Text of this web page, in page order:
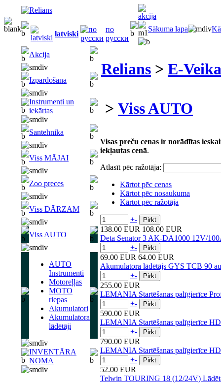
latviski
по
русски
Sākuma lapa
Akcija
Izpardošana
Instrumenti un
iekārtas
Santehnika
Viss MĀJAI
Zoo preces
Viss DĀRZAM
Viss AUTO
AUTO
Instrumenti
Motoreļļas
MOTO
riepas
Akumulatori
Akumulatora
lādētāji
INVENTĀRA
NOMA
Relians > E-
> Viss AUTO
Visas preču cenas ir norādītas
iekļautas cenā.
Atlasīt pēc ražotāja:
Kārtot pēc cenas
Kārtot pēc nosaukuma
Kārtot pēc ražotāja
+-
138.00 EUR 108.00 EUR
Deta Senator 3 AK-DA1000 12V/
+-
69.00 EUR 64.00 EUR
Akumulatora lādētājs GYS TCB 90
+-
255.00 EUR
LEMANIA Startēšanas palīgierīce
+-
590.00 EUR
LEMANIA Startēšanas palīgierīce
+-
790.00 EUR
LEMANIA Startēšanas palīgierīce
+-
52.00 EUR
Telwin TOURING 18 (12/24V)